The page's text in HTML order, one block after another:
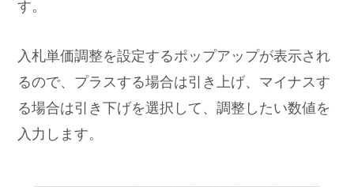
す。
入札単価調整を設定するポップアップが表示され
るので、プラスする場合は引き上げ、マイナスす
る場合は引き下げを選択して、調整したい数値を
入力します。